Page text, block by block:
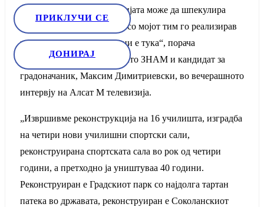
ПРИКЛУЧИ СЕ
ДОНИРАЈ
делови во градот. Опозицијата може да шпекулира
колку сака, но она што јас со мојот тим го реализирав
во изминатите осум години е тука“, порача
претседателот на Движењето ЗНАМ и кандидат за
градоначаник, Максим Димитриевски, во вечерашното
интервју на Алсат М телевизија.
„Извршивме реконструкција на 16 училишта, изградба
на четири нови училишни спортски сали,
реконструирана спортската сала во рок од четири
години, а претходно ја уништуваа 40 години.
Реконструиран е Градскиот парк со најдолга тартан
патека во државата, реконструиран е Соколанскиот